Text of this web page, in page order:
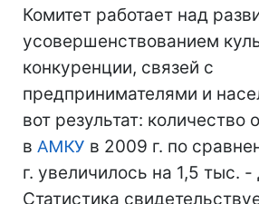
Комитет работает над
усовершенствованием
конкуренции, связей с
предпринимателями и
вот результат: количество
в АМКУ в 2009 г. по
г. увеличилось на 1,5 тыс.
Статистика